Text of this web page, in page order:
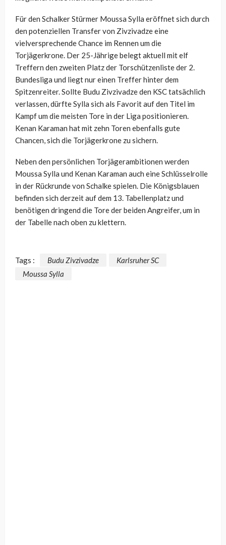
Für den Schalker Stürmer Moussa Sylla eröffnet sich durch
den potenziellen Transfer von Zivzivadze eine
vielversprechende Chance im Rennen um die
Torjägerkrone. Der 25-Jährige belegt aktuell mit elf
Treffern den zweiten Platz der Torschützenliste der 2.
Bundesliga und liegt nur einen Treffer hinter dem
Spitzenreiter. Sollte Budu Zivzivadze den KSC tatsächlich
verlassen, dürfte Sylla sich als Favorit auf den Titel im
Kampf um die meisten Tore in der Liga positionieren.
Kenan Karaman hat mit zehn Toren ebenfalls gute
Chancen, sich die Torjägerkrone zu sichern.
Neben den persönlichen Torjägerambitionen werden
Moussa Sylla und Kenan Karaman auch eine Schlüsselrolle
in der Rückrunde von Schalke spielen. Die Königsblauen
befinden sich derzeit auf dem 13. Tabellenplatz und
benötigen dringend die Tore der beiden Angreifer, um in
der Tabelle nach oben zu klettern.
Tags : Budu Zivzivadze
Karlsruher SC
Moussa Sylla